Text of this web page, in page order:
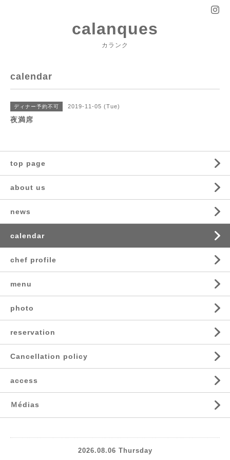
calanques
カランク
calendar
ディナー予約不可 2019-11-05 (Tue)
夜満席
top page
about us
news
calendar
chef profile
menu
photo
reservation
Cancellation policy
access
Ｍédias
2026.08.06 Thursday